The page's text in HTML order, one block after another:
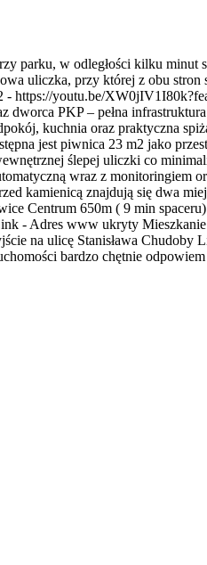
parku, w odległości kilku minut
uliczka, przy której z obu stron
https://youtu.be/
PKP – pełna
kuchnia oraz praktyczna
jest piwnica 23 m2 jako
ślepej uliczki co
wraz z monitoringiem
kamienicą znajdują się dwa
Centrum 650m ( 9 min
- Adres www ukryty
na ulicę Stanisława Chudoby
bardzo chętnie